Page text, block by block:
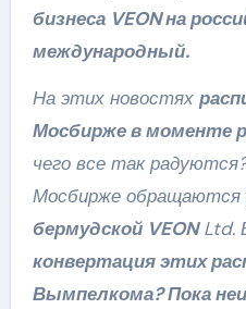
бизнеса VEON на
международный.
На этих новостях
Мосбирже в моменте
чего все так
Мосбирже обращаются
бермудской VEONLtd.
конвертация этих
Вымпелкома? Пока